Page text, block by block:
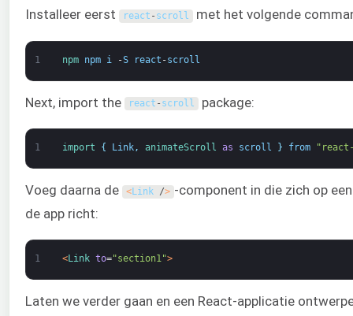
Installeer eerst react - scroll met het volgende
1 npm npm i -S react -scroll
Next, import the react - scroll package:
1 import { Link, animateScroll as scroll } from
Voeg daarna de <Link /> -component in die zich op
de app richt:
1 <Link to="section1">
Laten we verder gaan en een React-applicatie